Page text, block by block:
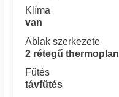
Klíma
van
Ablak szerkezete
2 rétegű thermoplan
Fűtés
távfűtés